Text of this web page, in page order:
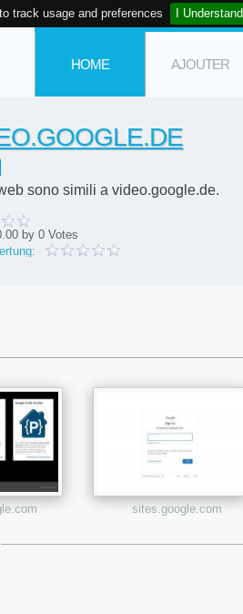
track usage and preferences I Understand
HOME AJOUTER
sono simili a video.google.de.
by 0 Votes
sites.google.com